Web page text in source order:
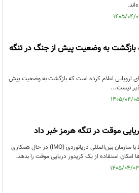
بازگشت به وضعیت پیش از جنگ در تنگه
اروپایی اعلام کرده است که بازگشت به وضعیت پیش
نیست...
موقت در تنگه هرمز خبر داد
خبرگزاری عمان گزارش داد: مسقط با سازمان بین‌المللی دریانوردی (IMO) در حال همکاری
استفاده از یک کریدور دریایی موقت را بدهد.